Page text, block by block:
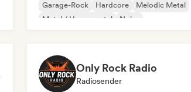
Garage-Rock
Hardcore
Melodic Metal
Metal / Heavy metal
Noise
Only Rock Radio
Radiosender